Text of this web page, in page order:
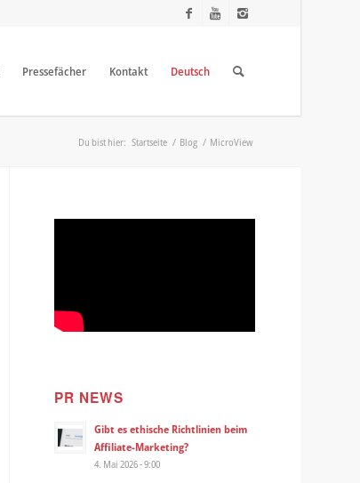
Pressefächer Kontakt Deutsch
Du bist hier: Startseite / Blog / MicroView
PR NEWS
Gibt es ethische Richtlinien beim
Affiliate-Marketing?
4. Mai 2026 - 9:00